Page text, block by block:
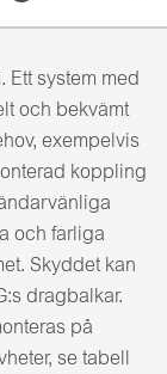
Ett system med
och bekvämt
exempelvis
koppling
och farliga
Skyddet kan
dragbalkar.
på
se tabell